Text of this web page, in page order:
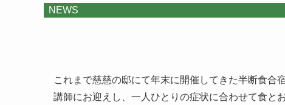
NEWS
これまで慈慈の邸にて年末に開催してきた半断食合
講師にお迎えし、一人ひとりの症状に合わせて食と